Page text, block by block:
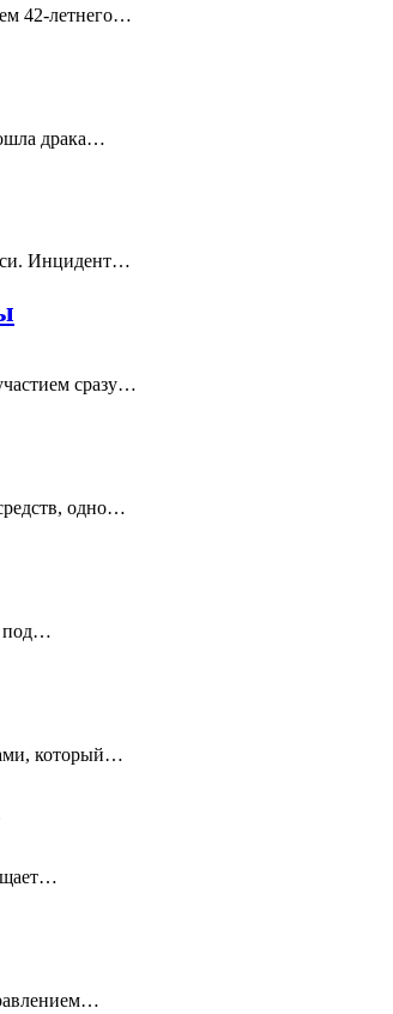
42-летнего…
драка…
Инцидент…
сразу…
одно…
под…
который…